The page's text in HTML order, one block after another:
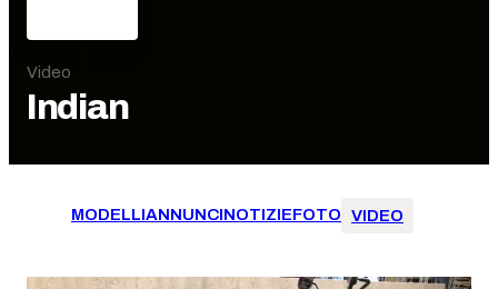
Video
Indian
MODELLIANNUNCINOTIZIEFOTO VIDEO